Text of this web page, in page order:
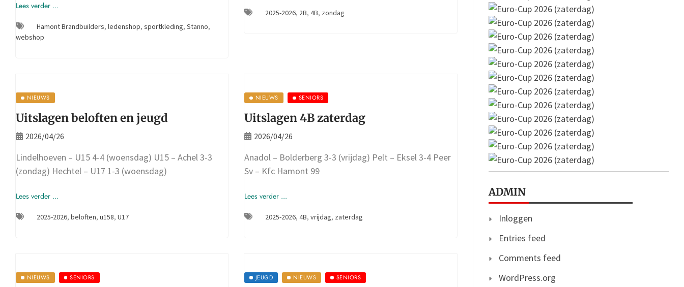
Lees verder ...
Hamont Brandbuilders, ledenshop, sportkleding, Stanno,
webshop
2025-2026, 2B,4B, zondag
NIEUWS
Uitslagen beloften en jeugd
2026/04/26
Lindelhoeven – U15 4-4 (woensdag) U15 – Achel 3-3
(zondag) Hechtel – U17 1-3 (woensdag)
Lees verder ...
2025-2026, beloften, u158, U17
NIEUWS SENIORS
Uitslagen 4B zaterdag
2026/04/26
Anadol – Bolderberg 3-3 (vrijdag) Pelt – Eksel 3-4 Peer
Sv – Kfc Hamont 99
Lees verder ...
2025-2026,4B,vrijdag, zaterdag
NIEUWS SENIORS JEUGD NIEUWS SENIORS
ADMIN
Inloggen
Entries feed
Comments feed
WordPress.org